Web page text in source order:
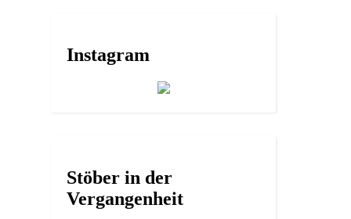
Instagram
Stöber in der
Vergangenheit